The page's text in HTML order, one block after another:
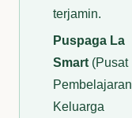
terjamin.
Puspaga La
Smart (Pusat
Pembelajaran
Keluarga